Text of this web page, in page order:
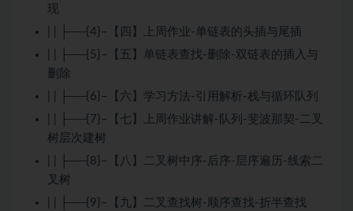
现
| | ├──{4}–【四】上周作业-单链表的头插与尾插
| | ├──{5}–【五】单链表查找-删除-双链表的插入与
删除
| | ├──{6}–【六】学习方法-引用解析-栈与循环队列
| | ├──{7}–【七】上周作业讲解-队列-斐波那契-二叉
树层次建树
| | ├──{8}–【八】二叉树中序-后序-层序遍历-线索二
叉树
| | ├──{9}–【九】二叉查找树-顺序查找-折半查找